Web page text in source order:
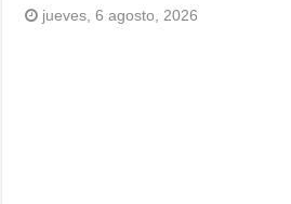
jueves, 6 agosto, 2026